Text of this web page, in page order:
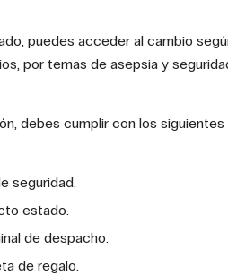
puedes acceder al cambio
por temas de asepsia y
debes cumplir con los
seguridad.
estado.
de despacho.
de regalo.